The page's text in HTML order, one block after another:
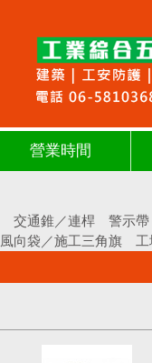
營業時間
交通錐／連桿 警示帶
風向袋／施工三角旗 工